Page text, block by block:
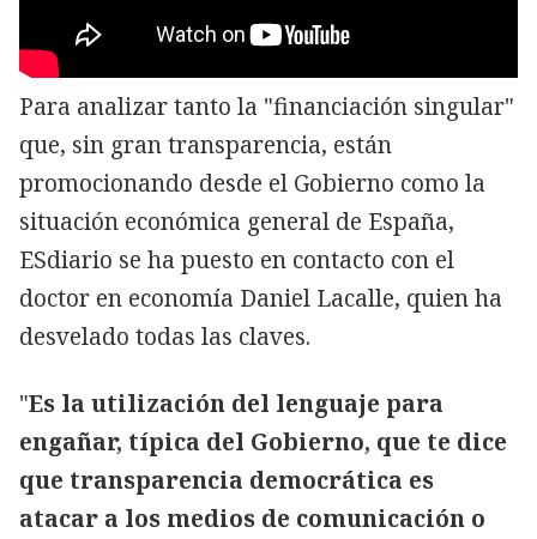
Para analizar tanto la "financiación singular"
que, sin gran transparencia, están
promocionando desde el Gobierno como la
situación económica general de España,
ESdiario se ha puesto en contacto con el
doctor en economía Daniel Lacalle, quien ha
desvelado todas las claves.
"Es la utilización del lenguaje para
engañar, típica del Gobierno, que te dice
que transparencia democrática es
atacar a los medios de comunicación o